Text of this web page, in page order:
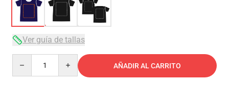
Ver guía de tallas
AÑADIR AL CARRITO